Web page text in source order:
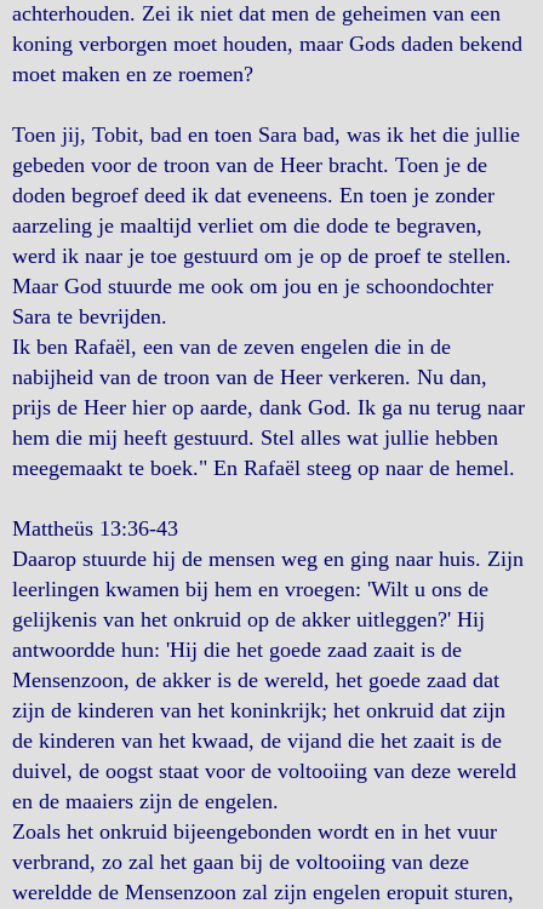
achterhouden. Zei ik niet dat men de geheimen van een
koning verborgen moet houden, maar Gods daden bekend
moet maken en ze roemen?
Toen jij, Tobit, bad en toen Sara bad, was ik het die jullie
gebeden voor de troon van de Heer bracht. Toen je de
doden begroef deed ik dat eveneens. En toen je zonder
aarzeling je maaltijd verliet om die dode te begraven,
werd ik naar je toe gestuurd om je op de proef te stellen.
Maar God stuurde me ook om jou en je schoondochter
Sara te bevrijden.
Ik ben Rafaël, een van de zeven engelen die in de
nabijheid van de troon van de Heer verkeren. Nu dan,
prijs de Heer hier op aarde, dank God. Ik ga nu terug naar
hem die mij heeft gestuurd. Stel alles wat jullie hebben
meegemaakt te boek." En Rafaël steeg op naar de hemel.
Mattheüs 13:36-43
Daarop stuurde hij de mensen weg en ging naar huis. Zijn
leerlingen kwamen bij hem en vroegen: 'Wilt u ons de
gelijkenis van het onkruid op de akker uitleggen?' Hij
antwoordde hun: 'Hij die het goede zaad zaait is de
Mensenzoon, de akker is de wereld, het goede zaad dat
zijn de kinderen van het koninkrijk; het onkruid dat zijn
de kinderen van het kwaad, de vijand die het zaait is de
duivel, de oogst staat voor de voltooiing van deze wereld
en de maaiers zijn de engelen.
Zoals het onkruid bijeengebonden wordt en in het vuur
verbrand, zo zal het gaan bij de voltooiing van deze
wereldde de Mensenzoon zal zijn engelen eropuit sturen,